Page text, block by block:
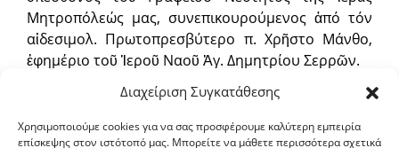
Διαχείριση Συγκατάθεσης
Χρησιμοποιούμε cookies για να σας προσφέρουμε καλύτερη εμπειρία
επίσκεψης στον ιστότοπό μας. Μπορείτε να μάθετε περισσότερα σχετικά
Μητροπόλεώς μας, συνεπικουρούμενος ἀπό τόν
αἰδεσιμολ. Πρωτοπρεσβύτερο π. Χρῆστο Μάνθο,
ἐφημέριο τοῦ Ἱεροῦ Ναοῦ Ἁγ. Δημητρίου Σερρῶν.
Τα ἀνωτέρω ἀνακοινούμενοι στήν ἀγάπη σας,
εὐχόμεθα πλούσιο τόν φωτισμό τοῦ Παρακλήτου